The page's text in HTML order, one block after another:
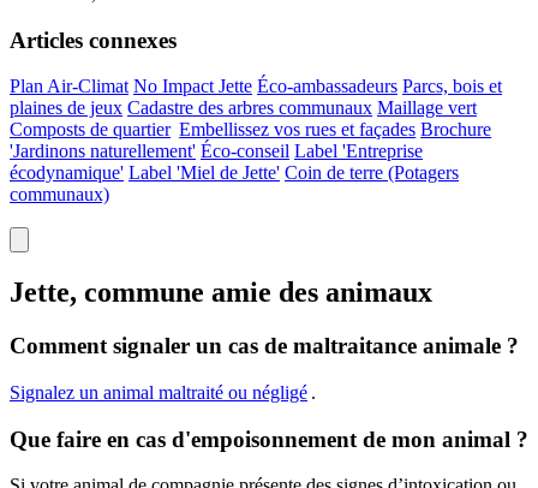
Articles connexes
Plan Air-Climat No Impact Jette Éco-ambassadeurs Parcs, bois et
plaines de jeux Cadastre des arbres communaux Maillage vert
Composts de quartier Embellissez vos rues et façades Brochure
'Jardinons naturellement' Éco-conseil Label 'Entreprise
écodynamique' Label 'Miel de Jette' Coin de terre (Potagers
communaux)
Jette, commune amie des animaux
Comment signaler un cas de maltraitance animale ?
Signalez un animal maltraité ou négligé .
Que faire en cas d'empoisonnement de mon animal ?